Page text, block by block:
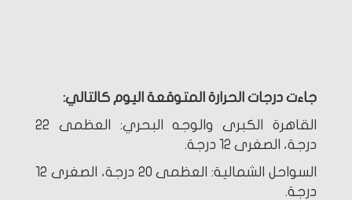
جاءت درجات الحرارة المتوقعة اليوم كالتالي:
القاهرة الكبرى والوجه البحري: العظمى 22
درجة، الصغرى 12 درجة.
السواحل الشمالية: العظمى 20 درجة، الصغرى 12
درجة.